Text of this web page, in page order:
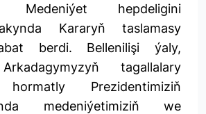
Medeniýet hepdeligini
Kararyň taslamasy
berdi. Bellenilişi ýaly,
tagallalary
hormatly Prezidentimiziň
medeniýetimiziň we